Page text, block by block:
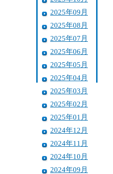
2025年09月
2025年08月
2025年07月
2025年06月
2025年05月
2025年04月
2025年03月
2025年02月
2025年01月
2024年12月
2024年11月
2024年10月
2024年09月